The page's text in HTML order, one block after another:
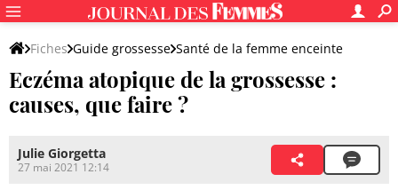
Fiches Guide grossesse Santé de la femme enceinte
Maladies et complications de la grossesse
Eczéma atopique de la grossesse :
causes, que faire ?
Julie Giorgetta
27 mai 2021 12:14